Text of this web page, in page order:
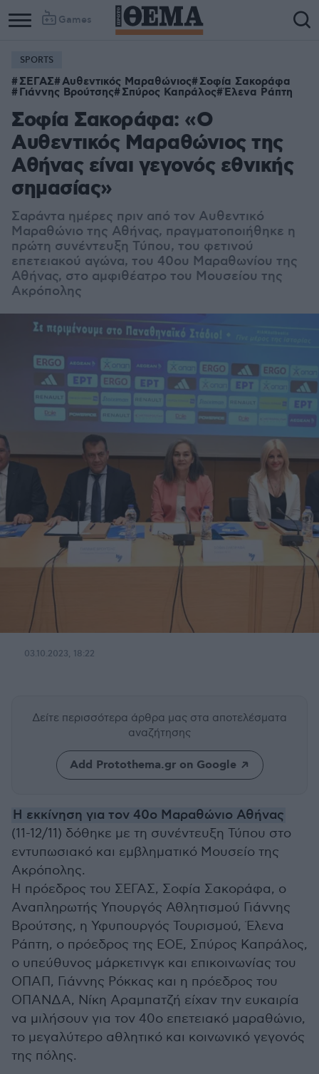
Games
SPORTS
ΣΕΓΑΣ Αυθεντικός Μαραθώνιος Σοφία Σακοράφα
Γιάννης Βρούτσης Σπύρος Καπράλος Έλενα Ράπτη
Σοφία Σακοράφα: «Ο
Αυθεντικός Μαραθώνιος της
Αθήνας είναι γεγονός εθνικής
σημασίας»
Σαράντα ημέρες πριν από τον Αυθεντικό
Μαραθώνιο της Αθήνας, πραγματοποιήθηκε η
πρώτη συνέντευξη Τύπου, του φετινού
επετειακού αγώνα, του 40ου Μαραθωνίου της
Αθήνας, στο αμφιθέατρο του Μουσείου της
Ακρόπολης
03.10.2023, 18:22
Δείτε περισσότερα άρθρα μας στα αποτελέσματα
αναζήτησης
Add Protothema.gr on Google
Η εκκίνηση για τον 40ο Μαραθώνιο Αθήνας
(11-12/11) δόθηκε με τη συνέντευξη Τύπου στο
εντυπωσιακό και εμβληματικό Μουσείο της
Ακρόπολης.
Η πρόεδρος του ΣΕΓΑΣ, Σοφία Σακοράφα, ο
Αναπληρωτής Υπουργός Αθλητισμού Γιάννης
Βρούτσης, η Υφυπουργός Τουρισμού, Έλενα
Ράπτη, ο πρόεδρος της ΕΟΕ, Σπύρος Καπράλος,
o υπεύθυνος μάρκετινγκ και επικοινωνίας του
ΟΠΑΠ, Γιάννης Ρόκκας και η πρόεδρος του
ΟΠΑΝΔΑ, Νίκη Αραμπατζή είχαν την ευκαιρία
να μιλήσουν για τον 40ο επετειακό μαραθώνιο,
το μεγαλύτερο αθλητικό και κοινωνικό γεγονός
της πόλης.